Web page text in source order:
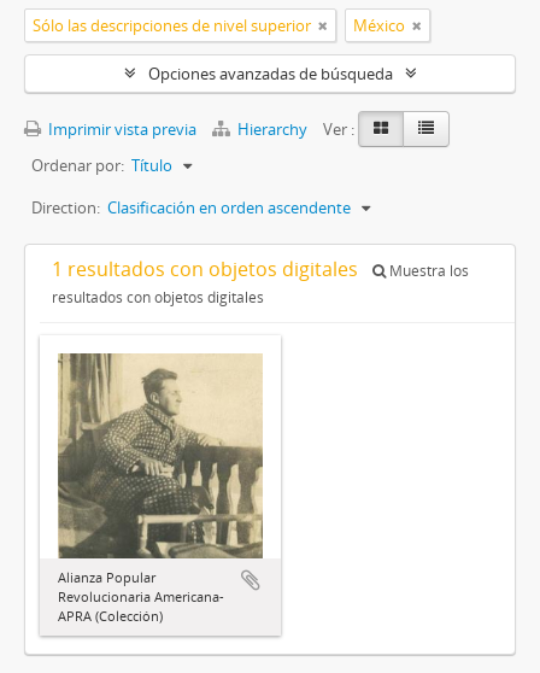
Sólo las descripciones de nivel superior México
Opciones avanzadas de búsqueda
Imprimir vista previa Hierarchy
Ver :
Ordenar por: Título
Direction: Clasificación en orden ascendente
1 resultados con objetos digitales
Muestra los
resultados con objetos digitales
Alianza Popular
Revolucionaria Americana-
APRA (Colección)